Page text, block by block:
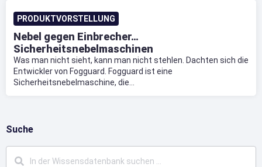
PRODUKTVORSTELLUNG
Nebel gegen Einbrecher…
Sicherheitsnebelmaschinen
Was man nicht sieht, kann man nicht stehlen. Dachten sich die
Entwickler von Fogguard. Fogguard ist eine
Sicherheitsnebelmaschine, die...
Suche